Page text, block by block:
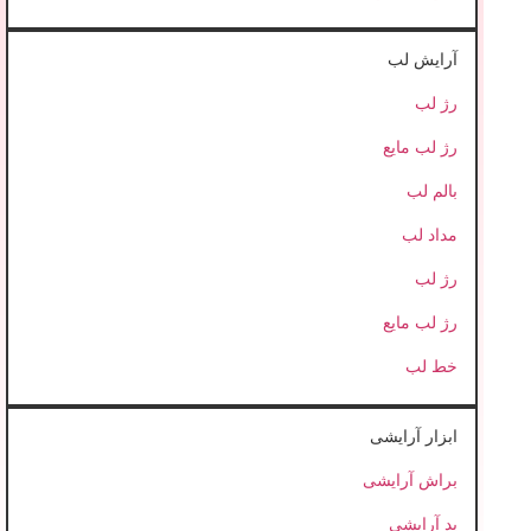
آرایش لب
رژ لب
رژ لب مایع
بالم لب
مداد لب
رژ لب
رژ لب مایع
خط لب
ابزار آرایشی
براش آرایشی
پد آرایشی